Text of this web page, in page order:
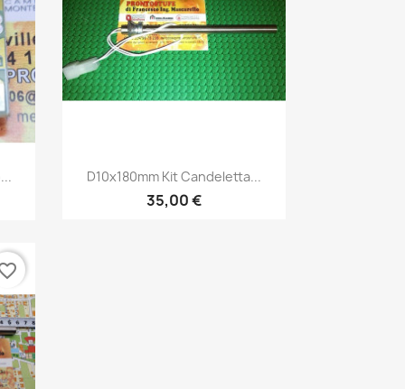
Anteprima
D10x180mm Kit Candeletta...
35,00 €